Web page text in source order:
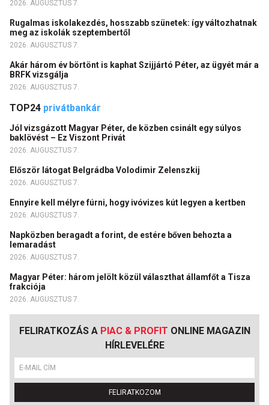
2026. AUGUSZTUS 7.
Rugalmas iskolakezdés, hosszabb szünetek: így változhatnak
meg az iskolák szeptembertől
2026. AUGUSZTUS 7.
Akár három év börtönt is kaphat Szijjártó Péter, az ügyét már a
BRFK vizsgálja
2026. AUGUSZTUS 7.
TOP24 privátbankár
Jól vizsgázott Magyar Péter, de közben csinált egy súlyos
baklövést – Ez Viszont Privát
2026. AUGUSZTUS 7.
Először látogat Belgrádba Volodimir Zelenszkij
2026. AUGUSZTUS 7.
Ennyire kell mélyre fúrni, hogy ivóvizes kút legyen a kertben
2026. AUGUSZTUS 7.
Napközben beragadt a forint, de estére bőven behozta a
lemaradást
2026. AUGUSZTUS 7.
Magyar Péter: három jelölt közül választhat államfőt a Tisza
frakciója
2026. AUGUSZTUS 7.
FELIRATKOZÁS A PIAC & PROFIT ONLINE MAGAZIN
HÍRLEVELÉRE
FELIRATKOZOM